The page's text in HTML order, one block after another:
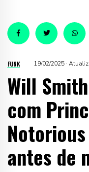
FUNK 19/02/2025 ·
Will
com
antes de